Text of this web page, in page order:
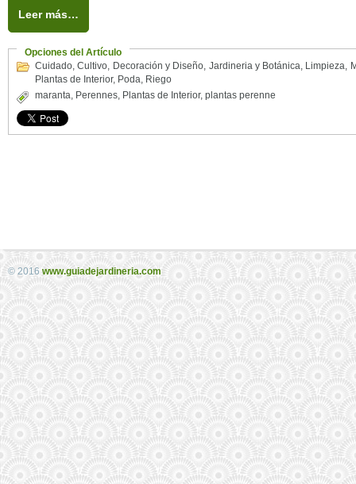
Leer más…
Opciones del Artículo
Cuidado,Cultivo, Decoración y Diseño, Jardineria y Botánica, Limpieza,
Plantas de Interior, Poda, Riego
maranta, Perennes, Plantas de Interior, plantas perenne
© 2016www.guiadejardineria.com